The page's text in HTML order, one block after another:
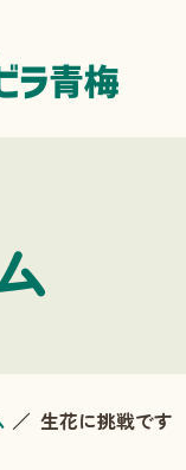
生花に挑戦です